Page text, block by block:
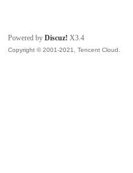
Powered byDiscuz! X3.4
Copyright © 2001-2021, Tencent Cloud.